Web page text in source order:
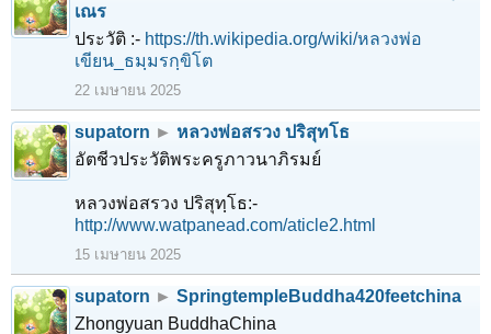
เณร
ประวัติ :- https://th.wikipedia.org/wiki/หลวงพ่อ
เขียน_ธมฺมรกฺขิโต
22 เมษายน 2025
supatorn ► หลวงพ่อสรวง ปริสุทโธ
อัตชีวประวัติพระครูภาวนาภิรมย์
หลวงพ่อสรวง ปริสุทฺโธ:-
http://www.watpanead.com/aticle2.html
15 เมษายน 2025
supatorn ► SpringtempleBuddha420feetchina
Zhongyuan BuddhaChina